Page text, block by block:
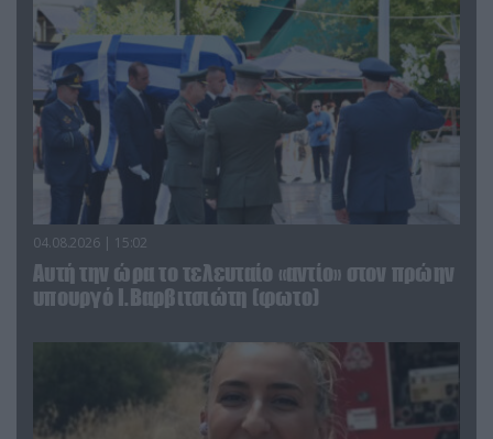
04.08.2026 | 15:02
Αυτή την ώρα το τελευταίο «αντίο» στον πρώην
υπουργό Ι.Βαρβιτσιώτη (φωτο)